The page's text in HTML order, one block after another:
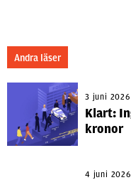
Andra läser
3 juni 2026
Klart:
kronor
4 juni 2026